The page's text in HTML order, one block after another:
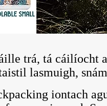
trá, tá cáilíocht
lasmuigh,
iontach